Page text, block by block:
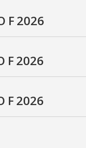
F 2026
F 2026
F 2026